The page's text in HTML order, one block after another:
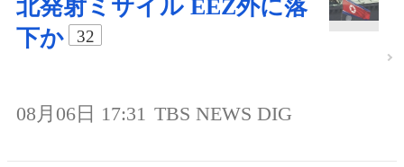
北発射ミサイル EEZ外に落
下か
32
08月06日 17:31 TBS NEWS DIG